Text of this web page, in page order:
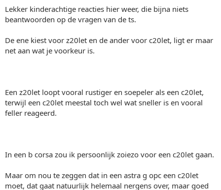
Lekker kinderachtige reacties hier weer, die bijna niets
beantwoorden op de vragen van de ts.
De ene kiest voor z20let en de ander voor c20let, ligt er maar
net aan wat je voorkeur is.
Een z20let loopt vooral rustiger en soepeler als een c20let,
terwijl een c20let meestal toch wel wat sneller is en vooral
feller reageerd.
In een b corsa zou ik persoonlijk zoiezo voor een c20let gaan.
Maar om nou te zeggen dat in een astra g opc een c20let
moet, dat gaat natuurlijk helemaal nergens over, maar goed